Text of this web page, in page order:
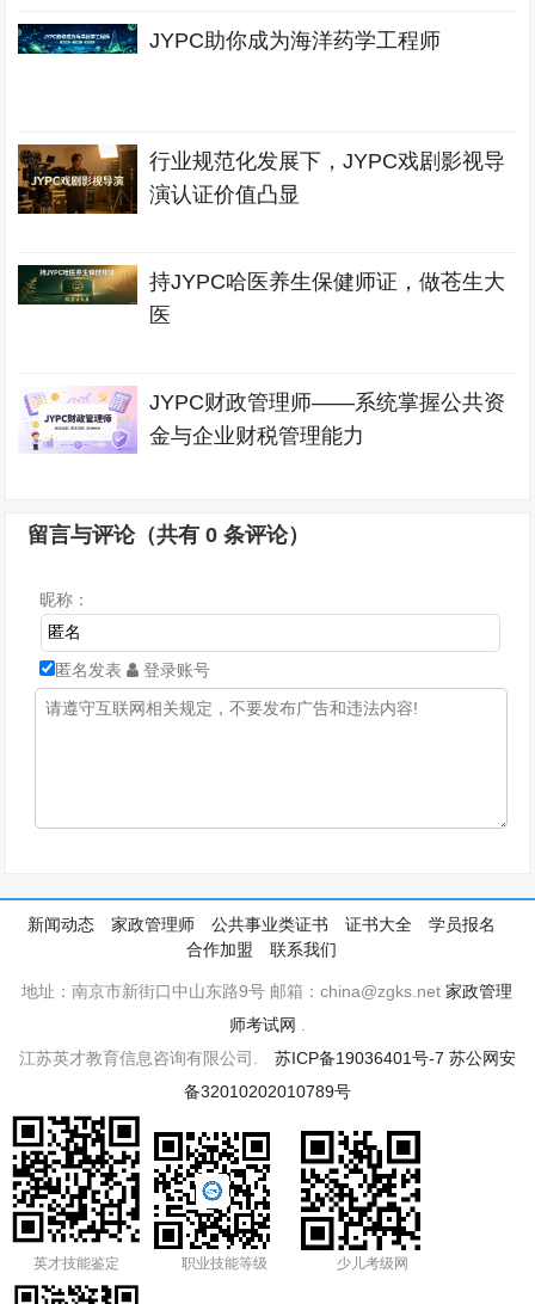
JYPC助你成为海洋药学工程师
行业规范化发展下，JYPC戏剧影视导
演认证价值凸显
持JYPC哈医养生保健师证，做苍生大
医
JYPC财政管理师——系统掌握公共资
金与企业财税管理能力
留言与评论（共有0 条评论）
昵称：
匿名发表 登录账号
新闻动态 家政管理师 公共事业类证书 证书大全
学员报名
合作加盟
联系我们
地址：南京市新街口中山东路9号 邮箱：china@zgks.net家政管理
师考试网
江苏英才教育信息咨询有限公司. 苏ICP备19036401号-7 苏公网安
备32010202010789号
英才技能鉴定 职业技能等级 少儿考级网